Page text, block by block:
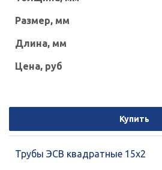
Купить
Трубы ЭСВ квадратные 15х2